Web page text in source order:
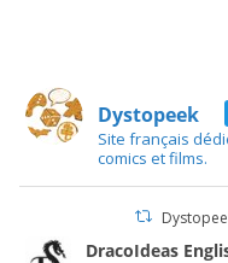
Dystopeek
Site français
comics et films.
DracoIdeas